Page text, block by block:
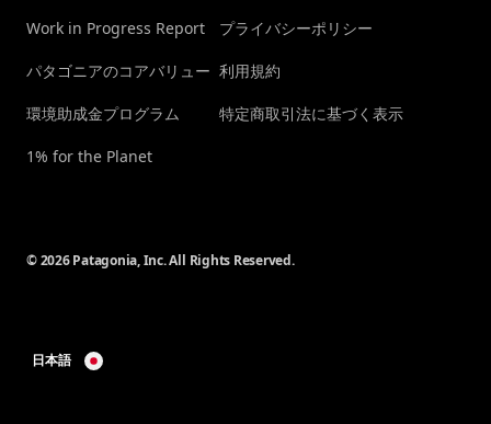
Work in Progress Report
パタゴニアのコアバリュー
環境助成金プログラム
1% for the Planet
プライバシーポリシー
利用規約
特定商取引法に基づく表示
© 2026 Patagonia, Inc. All Rights Reserved.
日本語